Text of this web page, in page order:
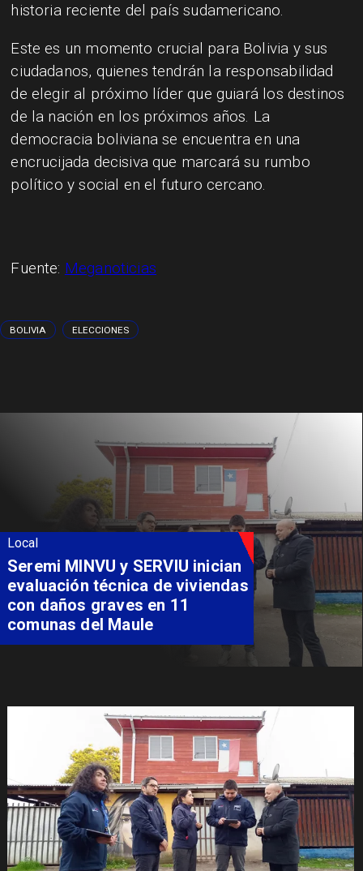
historia reciente del país sudamericano.
Este es un momento crucial para Bolivia y sus
ciudadanos, quienes tendrán la responsabilidad
de elegir al próximo líder que guiará los destinos
de la nación en los próximos años. La
democracia boliviana se encuentra en una
encrucijada decisiva que marcará su rumbo
político y social en el futuro cercano.
Fuente: Meganoticias
BOLIVIA ELECCIONES
Local
Fondo Orasmi entrega apoyo a
familia de Romeral para
costear alimentación
especializada de niño con
Síndrome de Intestino Corto